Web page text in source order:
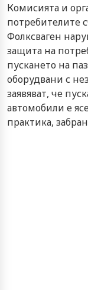
Комисията и
потребителите
Фолксваген
защита на
пускането на
оборудвани с
заявяват, че
автомобили е
практика,